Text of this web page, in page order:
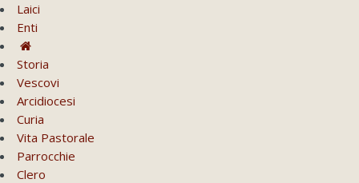
Laici
Enti
Storia
Vescovi
Arcidiocesi
Curia
Vita Pastorale
Parrocchie
Clero